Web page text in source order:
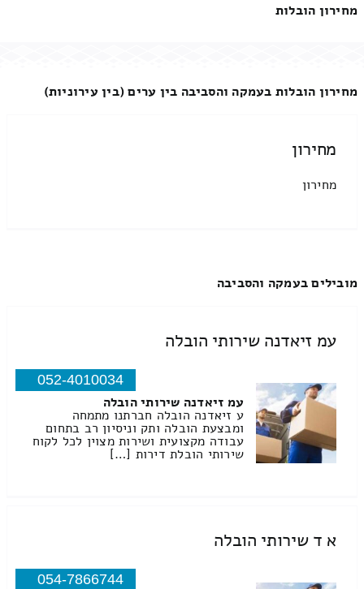
מחירון הובלות
מחירון הובלות בעמקה והסביבה בין ערים (בין עירוניות)
מחירון
מחירון
מובילים בעמקה והסביבה
עמ זיאדנה שירותי הובלה
052-4010034
עמ זיאדנה שירותי הובלה
ע זיאדנה הובלה חברתנו מתמחה
ומבצעת הובלה ותק וניסיון רב בתחום
עבודה מקצועית ושירות מצוין לכל לקוח
שירותי הובלת דירות […]
א ד שירותי הובלה
054-7866744